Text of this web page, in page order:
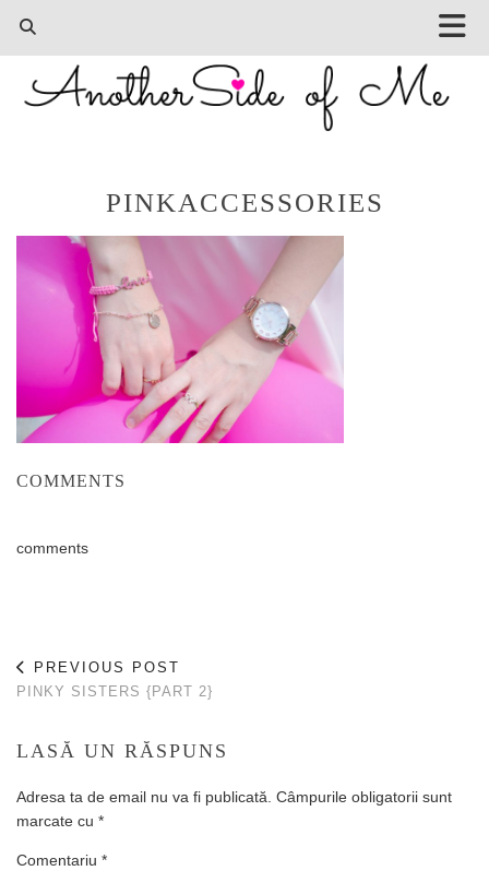
PINKACCESSORIES
COMMENTS
comments
PREVIOUS POST
PINKY SISTERS {PART 2}
LASĂ UN RĂSPUNS
Adresa ta de email nu va fi publicată. Câmpurile obligatorii sunt
marcate cu *
Comentariu *